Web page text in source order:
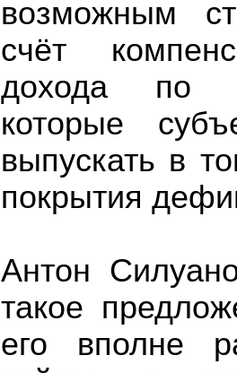
возможным
счёт
дохода по
которые
выпускать в
покрытия
Антон
такое
его вполне